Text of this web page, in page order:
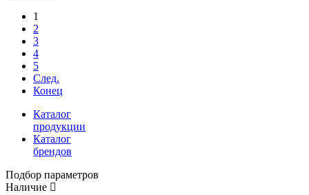
1
2
3
4
5
След.
Конец
Каталог
продукции
Каталог
брендов
Подбор параметров
Наличие